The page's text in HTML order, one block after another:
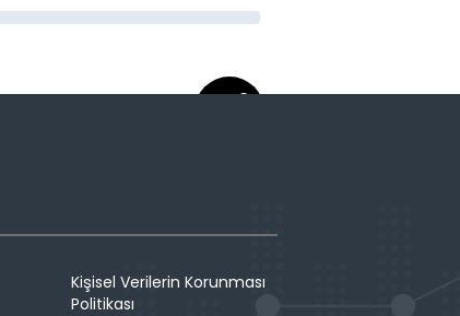
Kişisel Verilerin Korunması
Politikası